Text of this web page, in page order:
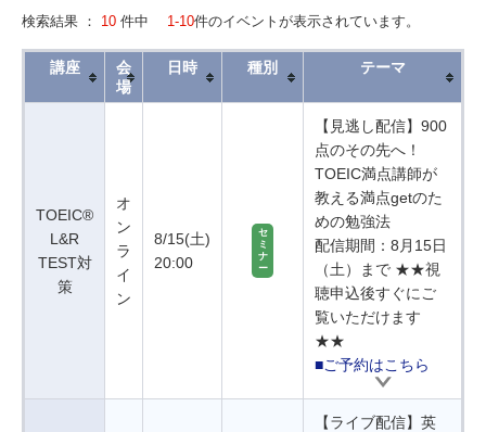
検索結果 ： 10 件中 1-10件のイベントが表示されています。
講座
会
場
日時 種別 テーマ
TOEIC®
L&R
TEST対
策
オ
ン
ラ
イ
ン
8/15(土)
20:00
セ
ミ
ナ
ー
【見逃し配信】900
点のその先へ！
TOEIC満点講師が
教える満点getのた
めの勉強法
配信期間：8月15日
（土）まで ★★視
聴申込後すぐにご
覧いただけます
★★
■ご予約はこちら
【ライブ配信】英